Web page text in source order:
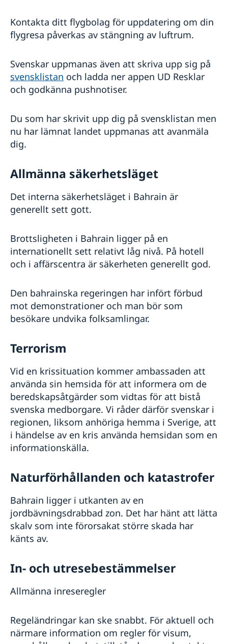
Kontakta ditt flygbolag för uppdatering om din
flygresa påverkas av stängning av luftrum.
Svenskar uppmanas även att skriva upp sig på
svensklistan och ladda ner appen UD Resklar
och godkänna pushnotiser.
Du som har skrivit upp dig på svensklistan men
nu har lämnat landet uppmanas att avanmäla
dig.
Allmänna säkerhetsläget
Det interna säkerhetsläget i Bahrain är
generellt sett gott.
Brottsligheten i Bahrain ligger på en
internationellt sett relativt låg nivå. På hotell
och i affärscentra är säkerheten generellt god.
Den bahrainska regeringen har infört förbud
mot demonstrationer och man bör som
besökare undvika folksamlingar.
Terrorism
Vid en krissituation kommer ambassaden att
använda sin hemsida för att informera om de
beredskapsåtgärder som vidtas för att bistå
svenska medborgare. Vi råder därför svenskar i
regionen, liksom anhöriga hemma i Sverige, att
i händelse av en kris använda hemsidan som en
informationskälla.
Naturförhållanden och katastrofer
Bahrain ligger i utkanten av en
jordbävningsdrabbad zon. Det har hänt att lätta
skalv som inte förorsakat större skada har
känts av.
In- och utresebestämmelser
Allmänna inreseregler
Regeländringar kan ske snabbt. För aktuell och
närmare information om regler för visum,